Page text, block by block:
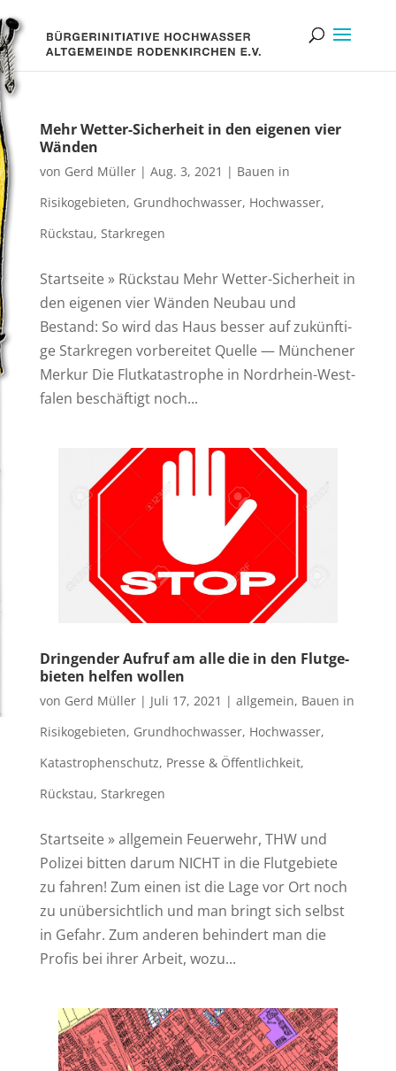
Mehr Wet­ter-Sicher­heit in den eige­nen vier
Wänden
von Gerd Müller| Aug. 3, 2021 | Bauen in
Risikogebieten, Grundhochwasser, Hochwasser,
Rückstau, Starkregen
Start­sei­te » Rück­stau Mehr Wet­­ter-Sicher­heit in
den eige­nen vier Wänden Neu­bau und
Bestand: So wird das Haus bes­ser auf zukünf­ti­
ge Stark­re­gen vorbereitet Quel­le — Mün­che­ner
Merkur Die Flut­ka­ta­stro­phe in Nord­rhein-West­
fa­len beschäf­tigt noch...
Drin­gen­der Auf­ruf am alle die in den Flut­ge­
bie­ten hel­fen wollen
von Gerd Müller| Juli 17, 2021 | allgemein, Bauen in
Risikogebieten, Grundhochwasser, Hochwasser,
Katastrophenschutz, Presse & Öffentlichkeit,
Rückstau, Starkregen
Start­sei­te » all­ge­mein Feu­er­wehr, THW und
Poli­zei bit­ten dar­um NICHT in die Flut­ge­bie­te
zu fahren! Zum einen ist die Lage vor Ort noch
zu unüber­sicht­lich und man bringt sich selbst
in Gefahr. Zum ande­ren behin­dert man die
Pro­fis bei ihrer Arbeit, wozu...